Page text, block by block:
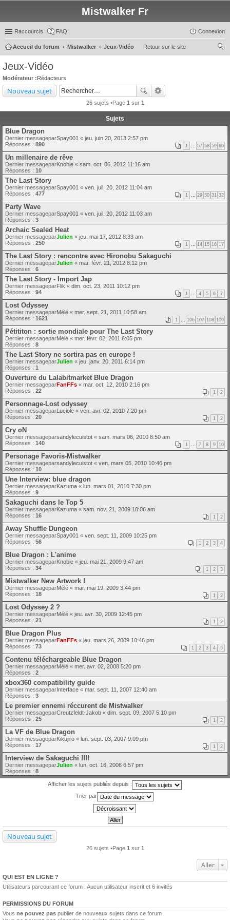
Mistwalker Fr
Raccourcis FAQ Connexion
Retour sur le site
Accueil du forum Mistwalker
Jeux-Vidéo
Jeux-Vidéo
Modérateur :Rédacteurs
Nouveau sujet
26 sujets •Page 1 sur 1
Sujets
Blue Dragon
Dernier messageparSpay001 « jeu. juin 20, 2013 2:57 pm
Réponses : 890 1 57 58 59 60
Un millenaire de rêve
Dernier messageparKnobie « sam. oct. 06, 2012 11:16 am
Réponses : 10
The Last Story
Dernier messageparSpay001 « ven. juil. 20, 2012 11:04 am
Réponses : 477 1 29 30 31 32
Party Wave
Dernier messageparSpay001 « ven. juil. 20, 2012 11:03 am
Réponses : 3
Archaic Sealed Heat
Dernier messageparJulien « jeu. mai 17, 2012 8:33 am
Réponses : 250 1 14 15 16 17
The Last Story : rencontre avec Hironobu Sakaguchi
Dernier messageparJulien « mar. févr. 21, 2012 8:12 pm
Réponses : 6
The Last Story - Import Jap
Dernier messageparFlik « dim. oct. 23, 2011 10:12 pm
Réponses : 94 1 4 5 6 7
Lost Odyssey
Dernier messageparMélé « mer. sept. 21, 2011 10:58 am
Réponses : 1621 1 106 107 108 109
Pétititon : sortie mondiale pour The Last Story
Dernier messageparMélé « mer. févr. 02, 2011 6:05 pm
Réponses : 8
The Last Story ne sortira pas en europe !
Dernier messageparJulien « jeu. janv. 20, 2011 6:14 pm
Réponses : 1
Ouverture du Lalabitmarket Blue Dragon
Dernier messageparFanFFs « mar. oct. 12, 2010 2:16 pm
Réponses : 22 1 2
Personnage-Lost odyssey
Dernier messageparLuciole « ven. avr. 02, 2010 7:20 pm
Réponses : 20 1 2
Cry oN
Dernier messageparsandylecuistot « sam. mars 06, 2010 8:50 am
Réponses : 140 1 7 8 9 10
Personage Favoris-Mistwalker
Dernier messageparsandylecuistot « ven. mars 05, 2010 10:46 pm
Réponses : 10
Une Interview: blue dragon
Dernier messageparKazuma « lun. mars 01, 2010 7:30 pm
Réponses : 9
Sakaguchi dans le Top 5
Dernier messageparKazuma « sam. nov. 21, 2009 10:06 am
Réponses : 16 1 2
Away Shuffle Dungeon
Dernier messageparSpay001 « ven. sept. 11, 2009 10:25 pm
Réponses : 56 1 2 3 4
Blue Dragon : L'anime
Dernier messageparKnobie « jeu. mai 21, 2009 9:47 am
Réponses : 34 1 2 3
Mistwalker New Artwork !
Dernier messageparMélé « mar. mai 19, 2009 3:44 pm
Réponses : 18 1 2
Lost Odyssey 2 ?
Dernier messageparMélé « jeu. avr. 30, 2009 12:45 pm
Réponses : 21 1 2
Blue Dragon Plus
Dernier messageparFanFFs « jeu. mars 26, 2009 10:46 pm
Réponses : 73 1 2 3 4 5
Contenu téléchargeable Blue Dragon
Dernier messageparMélé « mer. avr. 02, 2008 5:20 pm
Réponses : 2
xbox360 compatibility guide
Dernier messageparInterface « mar. sept. 11, 2007 12:40 am
Réponses : 3
Le premier ennemi réccurent de Mistwalker
Dernier messageparCreutzfeldt-Jakob « dim. sept. 09, 2007 5:10 pm
Réponses : 25 1 2
La VF de Blue Dragon
Dernier messageparKikujiro « lun. sept. 03, 2007 9:09 pm
Réponses : 17 1 2
Interview de Sakaguchi !!!!
Dernier messageparJulien « lun. oct. 16, 2006 6:57 pm
Réponses : 8
Afficher les sujets publiés depuis :
Trier par
Nouveau sujet
26 sujets •Page 1 sur 1
Aller
QUI EST EN LIGNE ?
Utilisateurs parcourant ce forum : Aucun utilisateur inscrit et 6 invités
PERMISSIONS DU FORUM
Vous ne pouvez pas publier de nouveaux sujets dans ce forum